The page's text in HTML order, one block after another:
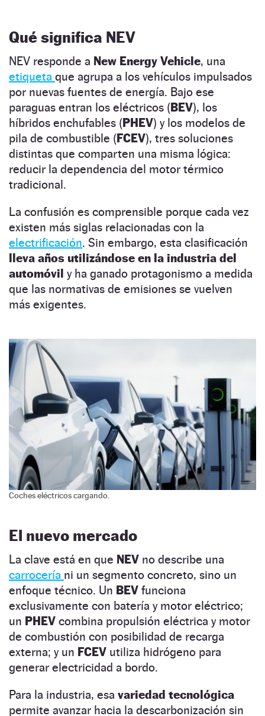
Qué significa NEV
NEV responde a New Energy Vehicle, una
etiqueta que agrupa a los vehículos impulsados
por nuevas fuentes de energía. Bajo ese
paraguas entran los eléctricos (BEV), los
híbridos enchufables (PHEV) y los modelos de
pila de combustible (FCEV), tres soluciones
distintas que comparten una misma lógica:
reducir la dependencia del motor térmico
tradicional.
La confusión es comprensible porque cada vez
existen más siglas relacionadas con la
electrificación. Sin embargo, esta clasificación
lleva años utilizándose en la industria del
automóvil y ha ganado protagonismo a medida
que las normativas de emisiones se vuelven
más exigentes.
Coches eléctricos cargando.
El nuevo mercado
La clave está en que NEV no describe una
carrocería ni un segmento concreto, sino un
enfoque técnico. Un BEV funciona
exclusivamente con batería y motor eléctrico;
un PHEV combina propulsión eléctrica y motor
de combustión con posibilidad de recarga
externa; y un FCEV utiliza hidrógeno para
generar electricidad a bordo.
Para la industria, esa variedad tecnológica
permite avanzar hacia la descarbonización sin